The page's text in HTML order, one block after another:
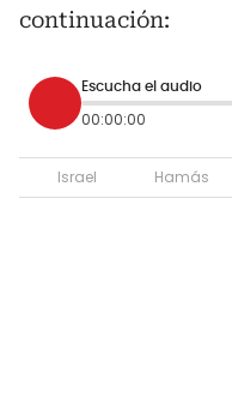
continuación:
Escucha el audio
00:00:00
Israel Hamás